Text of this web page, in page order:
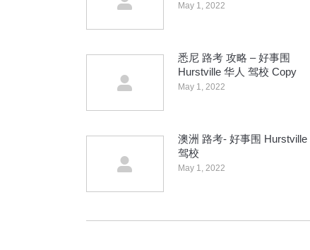
May 1, 2022
悉尼 路考 攻略 – 好事围
Hurstville 华人 驾校 Copy
May 1, 2022
澳洲 路考- 好事围 Hurstville
驾校
May 1, 2022